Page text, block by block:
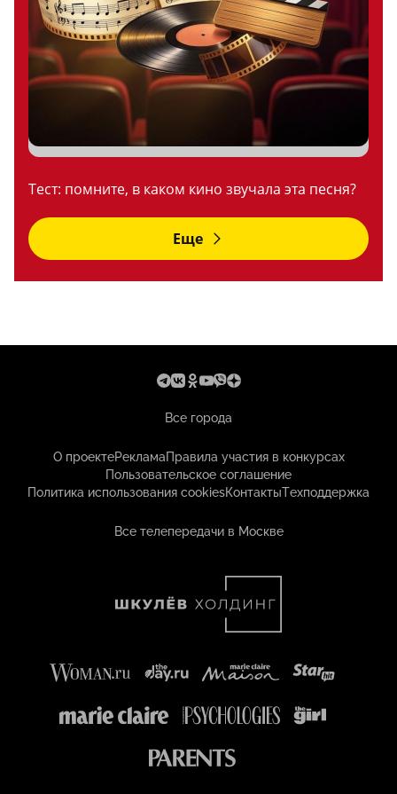
Тест: помните, в каком кино звучала эта песня?
Еще
Все города
О проектеРекламаПравила участия в конкурсах
Пользовательское соглашение
Политика использования cookiesКонтактыТехподдержка
Все телепередачи в Москве